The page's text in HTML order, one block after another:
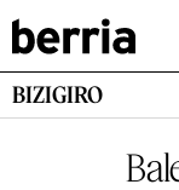
BIZIGIRO